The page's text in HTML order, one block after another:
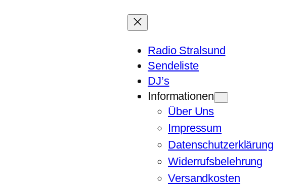
Radio Stralsund
Sendeliste
DJ’s
Informationen
Über Uns
Impressum
Datenschutzerklärung
Widerrufsbelehrung
Versandkosten